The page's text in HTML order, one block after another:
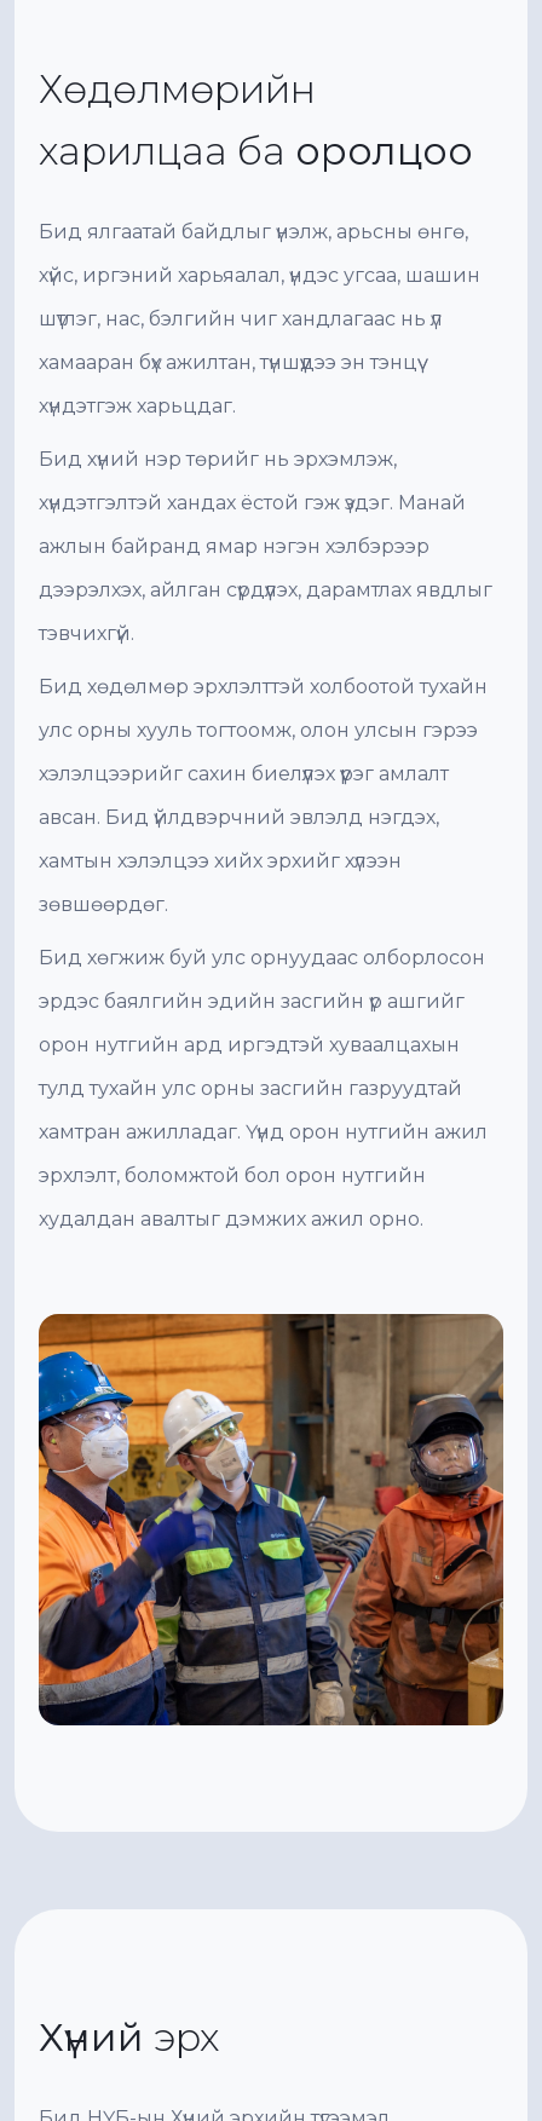
Хөдөлмөрийн
харилцаа ба оролцоо
Бид ялгаатай байдлыг үнэлж, арьсны өнгө,
хүйс, иргэний харьяалал, үндэс угсаа, шашин
шүтлэг, нас, бэлгийн чиг хандлагаас нь үл
хамааран бүх ажилтан, түншүүдээ эн тэнцүү
хүндэтгэж харьцдаг.
Бид хүний нэр төрийг нь эрхэмлэж,
хүндэтгэлтэй хандах ёстой гэж үздэг. Манай
ажлын байранд ямар нэгэн хэлбэрээр
дээрэлхэх, айлган сүрдүүлэх, дарамтлах явдлыг
тэвчихгүй.
Бид хөдөлмөр эрхлэлттэй холбоотой тухайн
улс орны хууль тогтоомж, олон улсын гэрээ
хэлэлцээрийг сахин биелүүлэх үүрэг амлалт
авсан. Бид үйлдвэрчний эвлэлд нэгдэх,
хамтын хэлэлцээ хийх эрхийг хүлээн
зөвшөөрдөг.
Бид хөгжиж буй улс орнуудаас олборлосон
эрдэс баялгийн эдийн засгийн үр ашгийг
орон нутгийн ард иргэдтэй хуваалцахын
тулд тухайн улс орны засгийн газруудтай
хамтран ажилладаг. Үүнд орон нутгийн ажил
эрхлэлт, боломжтой бол орон нутгийн
худалдан авалтыг дэмжих ажил орно.
Хүний эрх